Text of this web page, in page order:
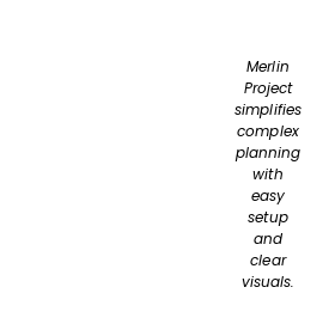
Merlin
Project
simplifies
complex
planning
with
easy
setup
and
clear
visuals.